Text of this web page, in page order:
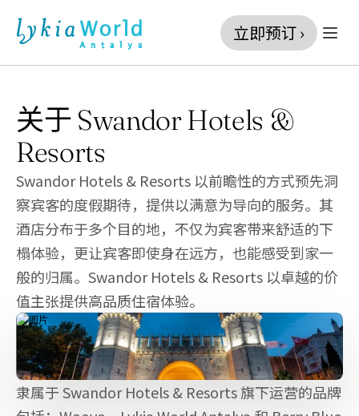
关于 Swandor Hotels &
Resorts
Swandor Hotels & Resorts 以前瞻性的方式预先洞
察宾客的度假期待，提供以满意为导向的服务。其
酒店分布于多个目的地，不仅为宾客带来舒适的下
榻体验，更让宾客即使身在远方，也能感受到家一
般的归属。Swandor Hotels & Resorts 以卓越的价
值主张提供高品质住宿体验。
隶属于 Swandor Hotels & Resorts 旗下运营的品牌
立即预订 ›